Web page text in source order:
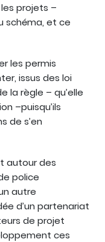
projets –
schéma, et ce
les permis
issus des loi
la règle – qu’elle
–puisqu’ils
de s’en
autour des
police
autre
d’un partenariat
de projet
ces